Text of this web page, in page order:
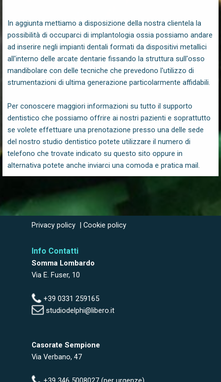
In aggiunta mettiamo a disposizione della nostra clientela la
possibilità di occuparci di implantologia ossia possiamo andare
ad inserire negli impianti dentali formati da dispositivi metallici
all'interno delle arcate dentarie fissando la struttura sull'osso
mandibolare con delle tecniche che prevedono l'utilizzo di
strumentazioni di ultima generazione particolarmente affidabili.
Per conoscere maggiori informazioni su tutto il supporto
dentistico che possiamo offrire ai nostri pazienti e soprattutto
se volete effettuare una prenotazione presso una delle sede
del nostro studio dentistico potete utilizzare il numero di
telefono che trovate indicato su questo sito oppure in
alternativa potete anche inviarci una comoda e pratica mail.
Info Contatti
Somma Lombardo
Via E. Fuser, 10
+39 0331 259165
studiodelphi@libero.it
Casorate Sempione
Via Verbano, 47
Privacy policy | Cookie policy